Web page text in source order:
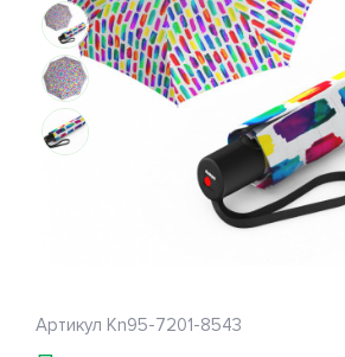
Артикул Kn95-7201-8543